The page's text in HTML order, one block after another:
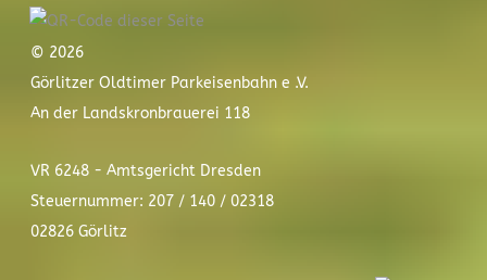
© 2026
Görlitzer Oldtimer Parkeisenbahn e .V.
An der Landskronbrauerei 118
VR 6248 - Amtsgericht Dresden
Steuernummer: 207 / 140 / 02318
02826 Görlitz